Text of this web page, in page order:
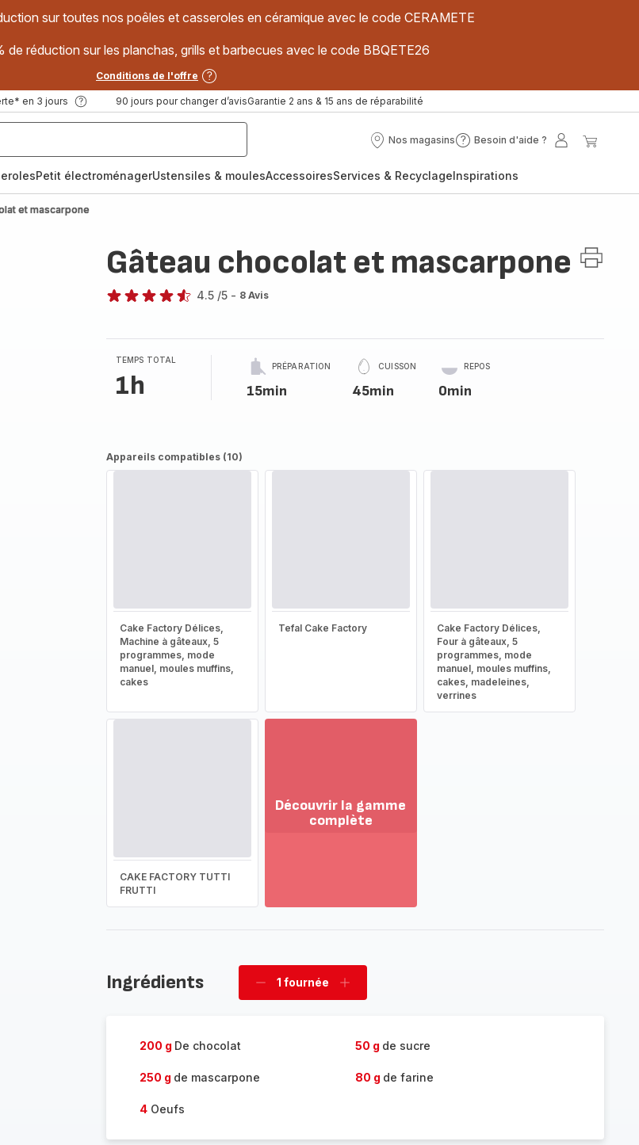
sur toutes nos poêles et casseroles en céramique avec le code CERAMETE
de réduction sur les planchas, grills et barbecues avec le code BBQETE26
Conditions de l'offre
en 3 jours 90 jours pour changer d’avisGarantie 2 ans & 15 ans de réparabilité
Nos magasins
Nos
Besoin d'aide ?
Besoin
?
Mon
Petit électroménagerUstensiles & moulesAccessoiresServices & RecyclageInspirations
et mascarpone
Gâteau chocolat et mascarpone
4.5 /5 - 8 Avis
TEMPS TOTAL
1h
PRÉPARATION
15min
CUISSON
45min
REPOS
0min
Appareils compatibles (10)
Cake Factory Délices,
Machine à gâteaux, 5
programmes, mode
manuel, moules muffins,
cakes
Tefal Cake Factory
Cake Factory Délices,
Four à gâteaux, 5
programmes, mode
manuel, moules muffins,
cakes, madeleines,
verrines
CAKE FACTORY TUTTI
FRUTTI
Découvrir la gamme
complète
Ingrédients
Supprimer
1 fournée
Ajouter
200 g De chocolat 50 g de sucre
250 g de mascarpone 80 g de farine
4Oeufs